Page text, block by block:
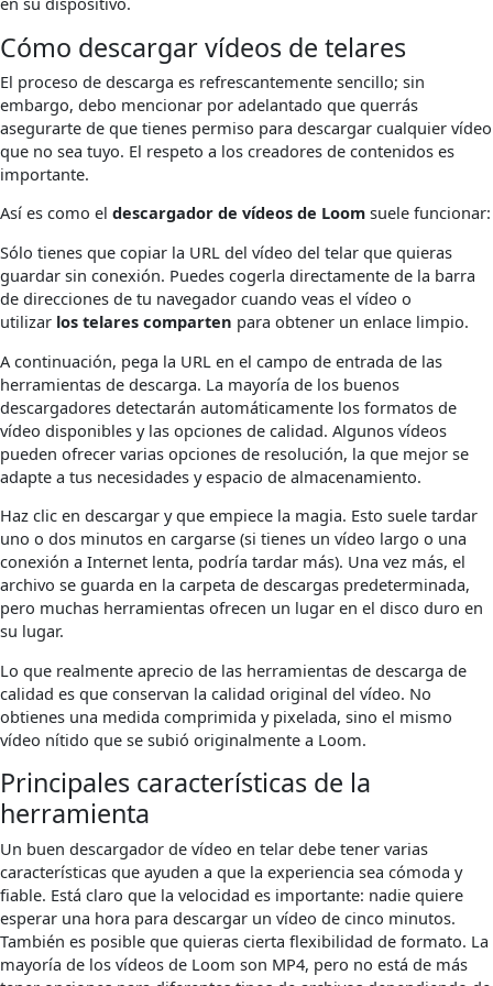
Cómo descargar vídeos de telares
El proceso de descarga es refrescantemente sencillo; sin
embargo, debo mencionar por adelantado que querrás
asegurarte de que tienes permiso para descargar cualquier vídeo
que no sea tuyo. El respeto a los creadores de contenidos es
importante.
Así es como el descargador de vídeos de Loom suele funcionar:
Sólo tienes que copiar la URL del vídeo del telar que quieras
guardar sin conexión. Puedes cogerla directamente de la barra
de direcciones de tu navegador cuando veas el vídeo o
utilizar los telares comparten para obtener un enlace limpio.
A continuación, pega la URL en el campo de entrada de las
herramientas de descarga. La mayoría de los buenos
descargadores detectarán automáticamente los formatos de
vídeo disponibles y las opciones de calidad. Algunos vídeos
pueden ofrecer varias opciones de resolución, la que mejor se
adapte a tus necesidades y espacio de almacenamiento.
Haz clic en descargar y que empiece la magia. Esto suele tardar
uno o dos minutos en cargarse (si tienes un vídeo largo o una
conexión a Internet lenta, podría tardar más). Una vez más, el
archivo se guarda en la carpeta de descargas predeterminada,
pero muchas herramientas ofrecen un lugar en el disco duro en
su lugar.
Lo que realmente aprecio de las herramientas de descarga de
calidad es que conservan la calidad original del vídeo. No
obtienes una medida comprimida y pixelada, sino el mismo
vídeo nítido que se subió originalmente a Loom.
Principales características de la
herramienta
Un buen descargador de vídeo en telar debe tener varias
características que ayuden a que la experiencia sea cómoda y
fiable. Está claro que la velocidad es importante: nadie quiere
esperar una hora para descargar un vídeo de cinco minutos.
También es posible que quieras cierta flexibilidad de formato. La
mayoría de los vídeos de Loom son MP4, pero no está de más